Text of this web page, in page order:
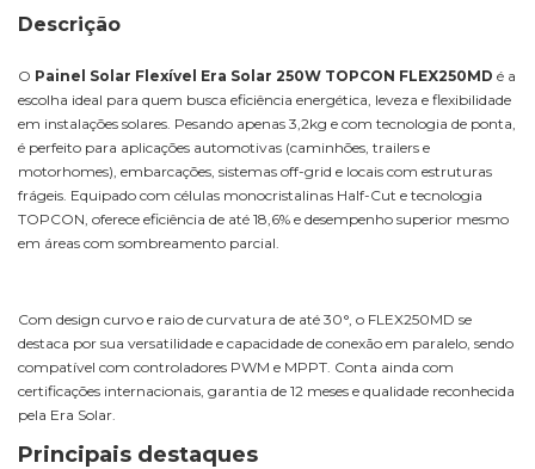
Descrição
O Painel Solar Flexível Era Solar 250W TOPCON FLEX250MD é a
escolha ideal para quem busca eficiência energética, leveza e flexibilidade
em instalações solares. Pesando apenas 3,2kg e com tecnologia de ponta,
é perfeito para aplicações automotivas (caminhões, trailers e
motorhomes), embarcações, sistemas off-grid e locais com estruturas
frágeis. Equipado com células monocristalinas Half-Cut e tecnologia
TOPCON, oferece eficiência de até 18,6% e desempenho superior mesmo
em áreas com sombreamento parcial.
Com design curvo e raio de curvatura de até 30°, o FLEX250MD se
destaca por sua versatilidade e capacidade de conexão em paralelo, sendo
compatível com controladores PWM e MPPT. Conta ainda com
certificações internacionais, garantia de 12 meses e qualidade reconhecida
pela Era Solar.
Principais destaques